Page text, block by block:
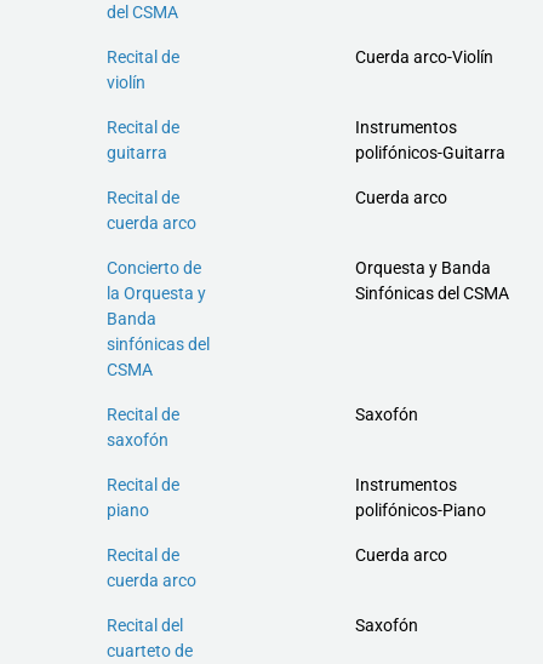
del CSMA
Recital de
violín
Cuerda arco-Violín
Recital de
guitarra
Instrumentos
polifónicos-Guitarra
Recital de
cuerda arco
Cuerda arco
Concierto de
la Orquesta y
Banda
sinfónicas del
CSMA
Orquesta y Banda
Sinfónicas del CSMA
Recital de
saxofón
Saxofón
Recital de
piano
Instrumentos
polifónicos-Piano
Recital de
cuerda arco
Cuerda arco
Recital del
cuarteto de
Saxofón